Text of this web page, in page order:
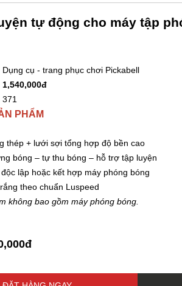
tự động cho máy tập
Dụng cụ - trang phục chơi Pickabell
1,540,000đ
371
PHẨM
thép + lưới sợi tổng hợp độ bền cao
bóng – tự thu bóng – hỗ trợ tập luyện
lập hoặc kết hợp máy phóng bóng
theo chuẩn Luspeed
không bao gồm máy phóng bóng.